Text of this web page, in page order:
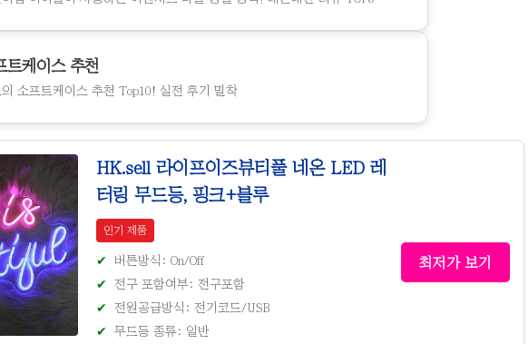
트케이스 추천
소프트케이스 추천 Top10! 실전 후기 밀착
HK.sell 라이프이즈뷰티풀 네온 LED 레
터링 무드등, 핑크+블루
인기 제품
버튼방식: On/Off
전구 포함여부: 전구포함
전원공급방식: 전기코드/USB
무드등 종류: 일반
최저가 보기